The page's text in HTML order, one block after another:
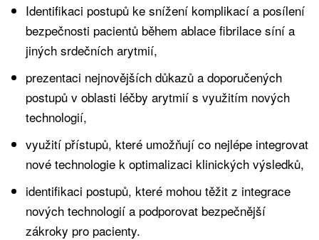
Identifikaci postupů ke snížení komplikací a posílení
bezpečnosti pacientů během ablace fibrilace síní a
jiných srdečních arytmií,
prezentaci nejnovějších důkazů a doporučených
postupů v oblasti léčby arytmií s využitím nových
technologií,
využití přístupů, které umožňují co nejlépe integrovat
nové technologie k optimalizaci klinických výsledků,
identifikaci postupů, které mohou těžit z integrace
nových technologií a podporovat bezpečnější
zákroky pro pacienty.